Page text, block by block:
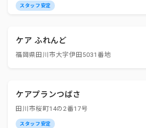
スタッフ安定
ケア ふれんど
福岡県田川市大字伊田5031番地
ケアプランつばさ
田川市桜町14の2番17号
スタッフ安定